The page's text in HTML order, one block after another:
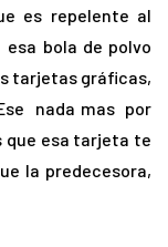
es repelente al
bola de polvo
tarjetas gráficas,
nada mas por
que esa tarjeta te
la predecesora,